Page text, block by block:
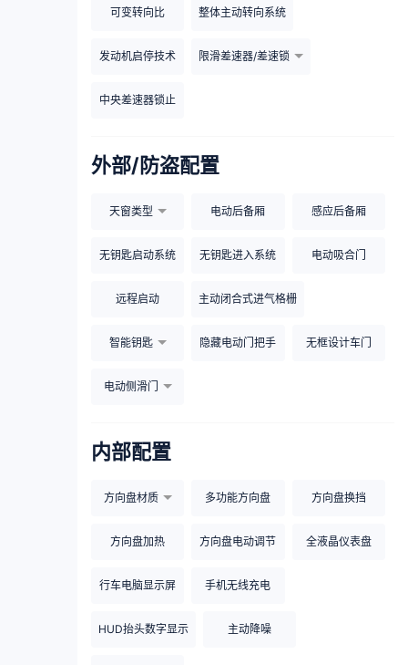
可变转向比 整体主动转向系统
发动机启停技术 限滑差速器/差速锁
中央差速器锁止
外部/防盗配置
天窗类型 电动后备厢 感应后备厢
无钥匙启动系统 无钥匙进入系统 电动吸合门
远程启动 主动闭合式进气格栅
智能钥匙 隐藏电动门把手 无框设计车门
电动侧滑门
内部配置
方向盘材质 多功能方向盘 方向盘换挡
方向盘加热 方向盘电动调节 全液晶仪表盘
行车电脑显示屏 手机无线充电
HUD抬头数字显示 主动降噪